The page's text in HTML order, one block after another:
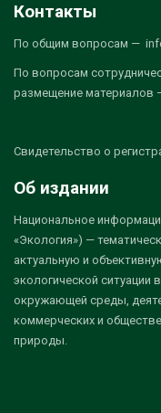
Контакты
По общим вопросам —
По вопросам
размещение материалов
Свидетельство о
Об издании
Национальное
«Экология») —
актуальную и
экологической ситуации
окружающей среды,
коммерческих и
природы.